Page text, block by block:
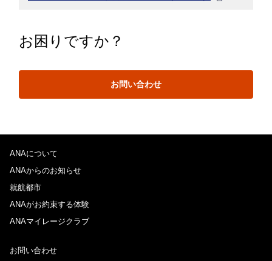
お困りですか？
お問い合わせ
ANAについて
ANAからのお知らせ
就航都市
ANAがお約束する体験
ANAマイレージクラブ
お問い合わせ